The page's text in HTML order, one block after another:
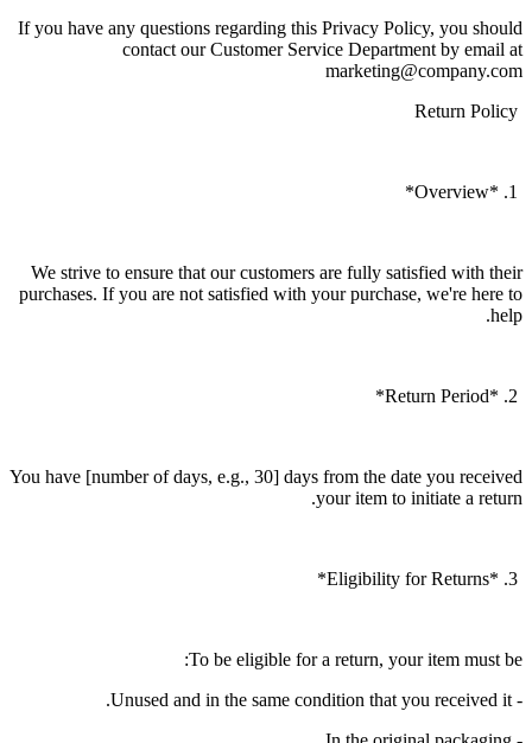
If you have any questions regarding this Privacy Policy, you should
contact our Customer Service Department by email at
marketing@company.com
We strive to ensure that our customers are fully satisfied with their
purchases. If you are not satisfied with your purchase, we're here to
help.
You have [number of days, e.g., 30] days from the date you received
your item to initiate a return.
To be eligible for a return, your item must be:
- Unused and in the same condition that you received it.